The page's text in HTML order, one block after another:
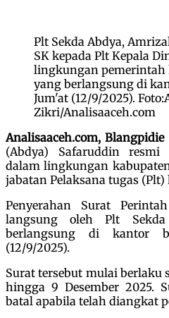
Plt Sekda Abdya,
SK kepada Plt Kepala
lingkungan pemerintah
yang berlangsung di
Jum'at (12/9/2025).
Zikri/Analisaaceh.com
Analisaaceh.com, Blangpidie |
(Abdya) Safaruddin
dalam lingkungan
jabatan Pelaksana tugas (Plt)
Penyerahan Surat
langsung oleh Plt
berlangsung di kantor
(12/9/2025).
Surat tersebut mulai berlaku
hingga 9 Desember 2025.
batal apabila telah diangkat